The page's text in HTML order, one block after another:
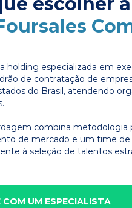
holding especializada em
de contratação de
do Brasil, atendendo
combina metodologia
de mercado e um time de
à seleção de talentos
COM UM ESPECIALISTA